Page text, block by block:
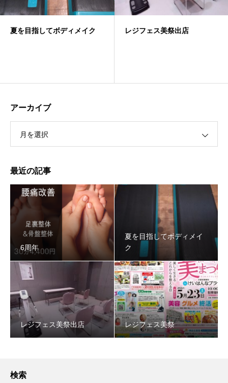
夏を目指してボディメイク レジフェス美祭出店
アーカイブ
月を選択
最近の記事
6周年
夏を目指してボディメイ
ク
レジフェス美祭出店 レジフェス美祭
検索